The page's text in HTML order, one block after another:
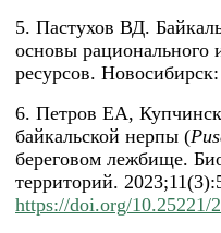
5. Пастухов ВД.
основы рационального
ресурсов.
6. Петров ЕА,
байкальской нерпы (
береговом лежбище.
территорий.
https://doi.org/10.25221/